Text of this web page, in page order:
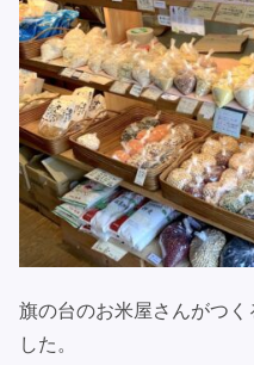
旗の台のお米屋さんがつ
した。